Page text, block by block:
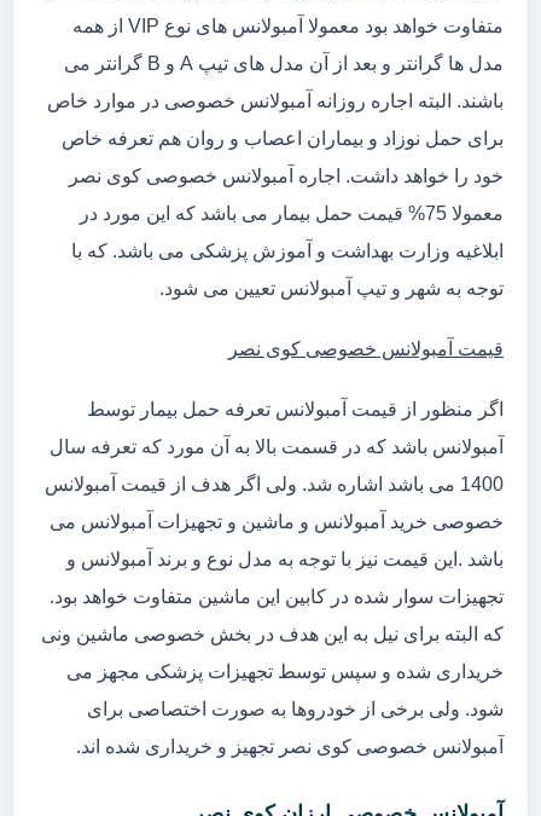
متفاوت خواهد بود معمولا آمبولانس های نوع VIP از همه
مدل ها گرانتر و بعد از آن مدل های تیپ A و B گرانتر می
باشند. البته اجاره روزانه آمبولانس خصوصی در موارد خاص
برای حمل نوزاد و بیماران اعصاب و روان هم تعرفه خاص
خود را خواهد داشت. اجاره آمبولانس خصوصی کوی نصر
معمولا 75% قیمت حمل بیمار می باشد که این مورد در
ابلاغیه وزارت بهداشت و آموزش پزشکی می باشد. که با
توجه به شهر و تیپ آمبولانس تعیین می شود.
قیمت آمبولانس خصوصی کوی نصر
اگر منظور از قیمت آمبولانس تعرفه حمل بیمار توسط
آمبولانس باشد که در قسمت بالا به آن مورد که تعرفه سال
1400 می باشد اشاره شد. ولی اگر هدف از قیمت آمبولانس
خصوصی خرید آمبولانس و ماشین و تجهیزات آمبولانس می
باشد .این قیمت نیز با توجه به مدل نوع و برند آمبولانس و
تجهیزات سوار شده در کابین این ماشین متفاوت خواهد بود.
که البته برای نیل به این هدف در بخش خصوصی ماشین ونی
خریداری شده و سپس توسط تجهیزات پزشکی مجهز می
شود. ولی برخی از خودروها به صورت اختصاصی برای
آمبولانس خصوصی کوی نصر تجهیز و خریداری شده اند.